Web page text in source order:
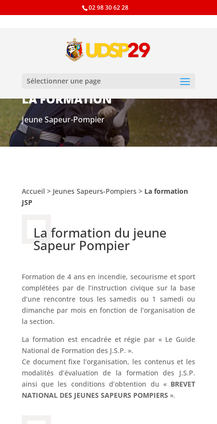
02 98 30 62 28
Sélectionner une page
LA FORMATION
Jeune Sapeur-Pompier
Accueil > Jeunes Sapeurs-Pompiers > La formation
JSP
La formation du jeune
Sapeur Pompier
Formation de 4 ans en incendie, secourisme et sport
complétées par de l’instruction civique sur la base
d’une rencontre tous les samedis ou 1 samedi ou
dimanche par mois en fonction de l’organisation de
la section.
La formation est encadrée et régie par « Le Guide
National de Formation des J.S.P. ».
Ce document fixe l’organisation, les contenus et les
modalités d’évaluation de la formation des J.S.P.
ainsi que les conditions d’obtention du « BREVET
NATIONAL DES JEUNES SAPEURS POMPIERS ».